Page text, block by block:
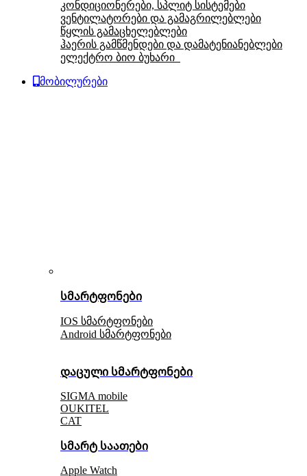
კონდიციონერები, სპლიტ სისტემები
ვენტილატორები და გამაგრილებლები
წყლის გამაცხელებლები
ჰაერის გამწმენდები და დამატენიანებლები
ელექტრო ბიო ბუხარი
მობილურები
სმარტფონები
IOS სმარტფონები
Android სმარტფონები
დაცული სმარტფონები
SIGMA mobile
OUKITEL
CAT
სმარტ საათები
Apple Watch